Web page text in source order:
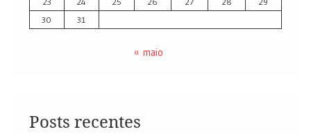
30
31
« maio
Posts recentes